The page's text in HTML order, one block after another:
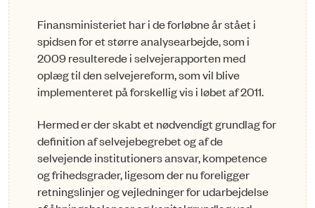
Finansministeriet har i de forløbne år stået i
spidsen for et større analysearbejde, som i
2009 resulterede i selvejerapporten med
oplæg til den selvejereform, som vil blive
implementeret på forskellig vis i løbet af 2011.
Hermed er der skabt et nødvendigt grundlag for
definition af selvejebegrebet og af de
selvejende institutioners ansvar, kompetence
og frihedsgrader, ligesom der nu foreligger
retningslinjer og vejledninger for udarbejdelse